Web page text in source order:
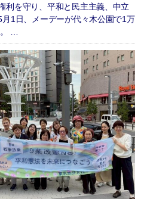
を守り、平和と民主主義、中立
1日、メーデーが代々木公園で1万
。 …